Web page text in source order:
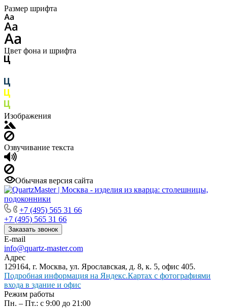
Размер шрифта
Цвет фона и шрифта
Изображения
Озвучивание текста
Обычная версия сайта
+7 (495) 565 31 66
+7 (495) 565 31 66
Заказать звонок
E-mail
info@quartz-master.com
Адрес
129164, г. Москва, ул. Ярославская, д. 8, к. 5, офис 405.
Подробная информация на Яндекс.Картах с фотографиями
входа в здание и офис
Режим работы
Пн. – Пт.: с 9:00 до 21:00